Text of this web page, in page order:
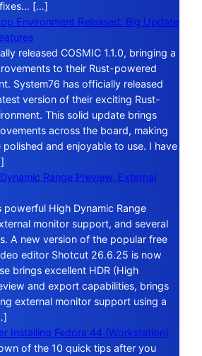
fixes… […]
Environment Released: Big Update
released COSMIC 1.1.0, bringing a
to their Rust-powered
System76 has officially released
version of their exciting Rust-
This solid update brings
across the board, making
polished and enjoyable to use. I have
Range Preview, External
High Dynamic Range
monitor support, and several
A new version of the popular free
editor Shotcut 26.6.25 is now
brings excellent HDR (High
and export capabilities, brings
external monitor support using a
Installing Fedora 44 (Workstation)
of the 10 quick tips after you